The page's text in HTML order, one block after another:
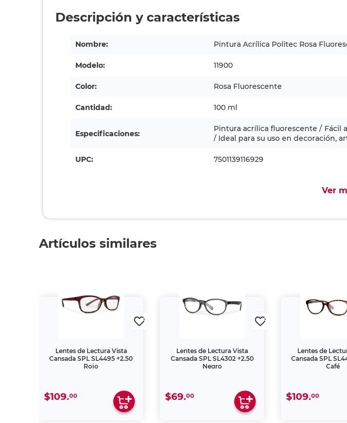
Descripción y características
Nombre: Pintura Acrílica Politec Rosa
Modelo: 11900
Color: Rosa Fluorescente
Cantidad: 100 ml
Especificaciones:
Pintura acrílica fluorescente / Fácil
/ Ideal para su uso en decoración,
UPC: 7501139116929
Ver
Artículos similares
Lentes de Lectura Vista
Cansada SPL SL4495 +2.50
Rojo
$109.00
Lentes de Lectura Vista
Cansada SPL SL4302 +2.50
Negro
$69.00
Lentes de
Cansada SPL
Café
$109.00